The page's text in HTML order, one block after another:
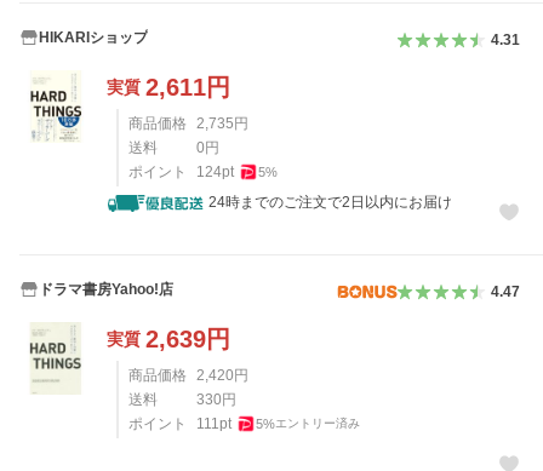
HIKARIショップ 4.31
実質 2,611円
商品価格 2,735 円
送料
0 円
ポイント
124pt 5%
24時までのご注文で2日以内にお届け
ドラマ書房Yahoo!店 4.47
実質 2,639円
商品価格 2,420 円
送料
330 円
ポイント
111pt 5%エントリー済み